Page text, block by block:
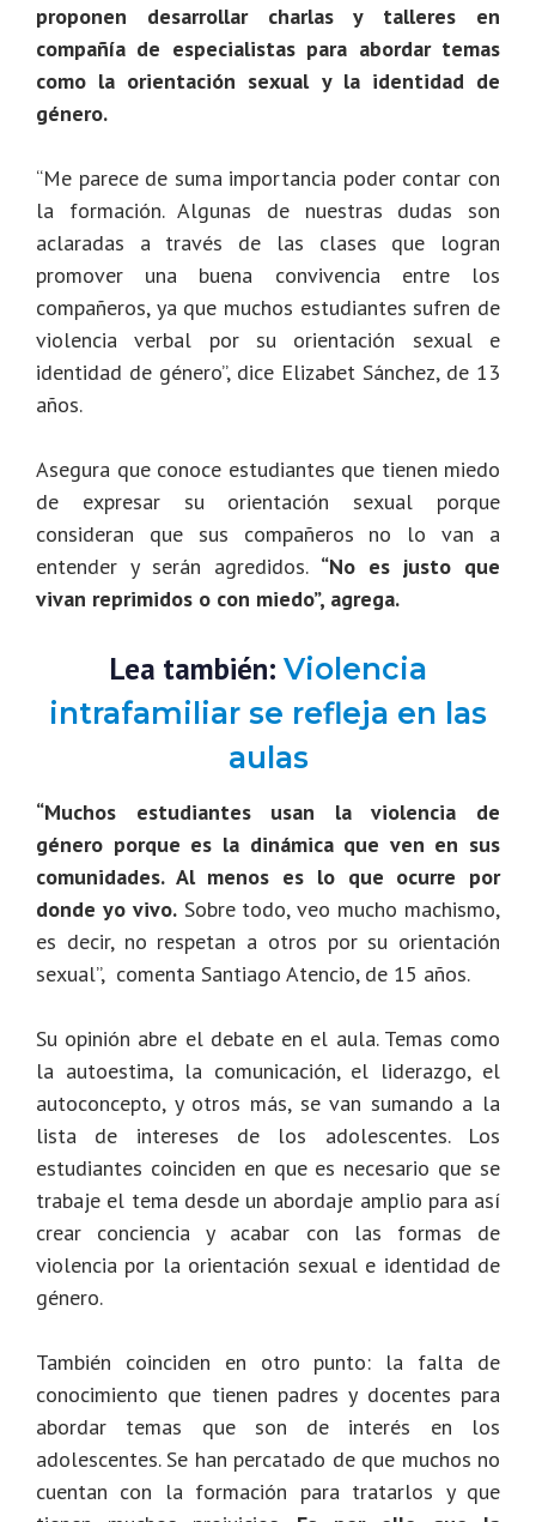
proponen desarrollar charlas y talleres en
compañía de especialistas para abordar temas
como la orientación sexual y la identidad de
género.
“Me parece de suma importancia poder contar con
la formación. Algunas de nuestras dudas son
aclaradas a través de las clases que logran
promover una buena convivencia entre los
compañeros, ya que muchos estudiantes sufren de
violencia verbal por su orientación sexual e
identidad de género”, dice Elizabet Sánchez, de 13
años.
Asegura que conoce estudiantes que tienen miedo
de expresar su orientación sexual porque
consideran que sus compañeros no lo van a
entender y serán agredidos. “No es justo que
vivan reprimidos o con miedo”, agrega.
Lea también: Violencia
intrafamiliar se refleja en las
aulas
“Muchos estudiantes usan la violencia de
género porque es la dinámica que ven en sus
comunidades. Al menos es lo que ocurre por
donde yo vivo.Sobre todo, veo mucho machismo,
es decir, no respetan a otros por su orientación
sexual”, comenta Santiago Atencio, de 15 años.
Su opinión abre el debate en el aula. Temas como
la autoestima, la comunicación, el liderazgo, el
autoconcepto, y otros más, se van sumando a la
lista de intereses de los adolescentes. Los
estudiantes coinciden en que es necesario que se
trabaje el tema desde un abordaje amplio para así
crear conciencia y acabar con las formas de
violencia por la orientación sexual e identidad de
género.
También coinciden en otro punto: la falta de
conocimiento que tienen padres y docentes para
abordar temas que son de interés en los
adolescentes. Se han percatado de que muchos no
cuentan con la formación para tratarlos y que